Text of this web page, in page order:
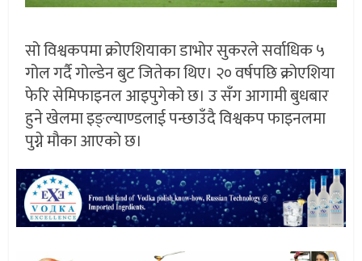
सो विश्वकपमा क्रोएशियाका डाभोर सुकरले सर्वाधिक ५
गोल गर्दै गोल्डेन बुट जितेका थिए। २० वर्षपछि क्रोएशिया
फेरि सेमिफाइनल आइपुगेको छ। उ सँग आगामी बुधबार
हुने खेलमा इङ्ल्याण्डलाई पन्छाउँदै विश्वकप फाइनलमा
पुग्ने मौका आएको छ।